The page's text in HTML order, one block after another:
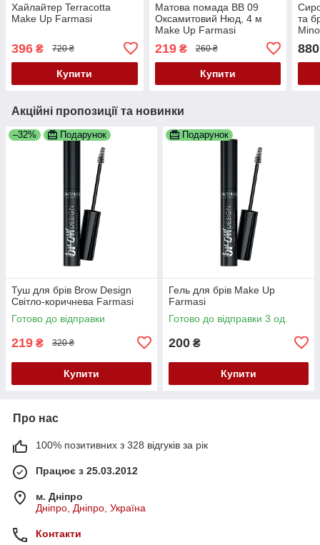
Хайлайтер Terracotta
Make Up Farmasi
396 ₴ 720 ₴
Купити
Матова помада BB 09
Оксамитовий Нюд, 4 м
Make Up Farmasi
219₴ 260 ₴
Купити
та
880
Акційні пропозиції та новинки
–32% Подарунок
Туш для брів Brow Design
Світло-коричнева Farmasi
Готово до відправки
219 ₴ 320 ₴
Купити
Подарунок
Гель для брів Make Up
Farmasi
Готово до відправки 3 од.
200 ₴
Купити
Про нас
100% позитивних з 328 відгуків за рік
Працює з 25.03.2012
м. Дніпро
Дніпро, Дніпро, Україна
Контакти